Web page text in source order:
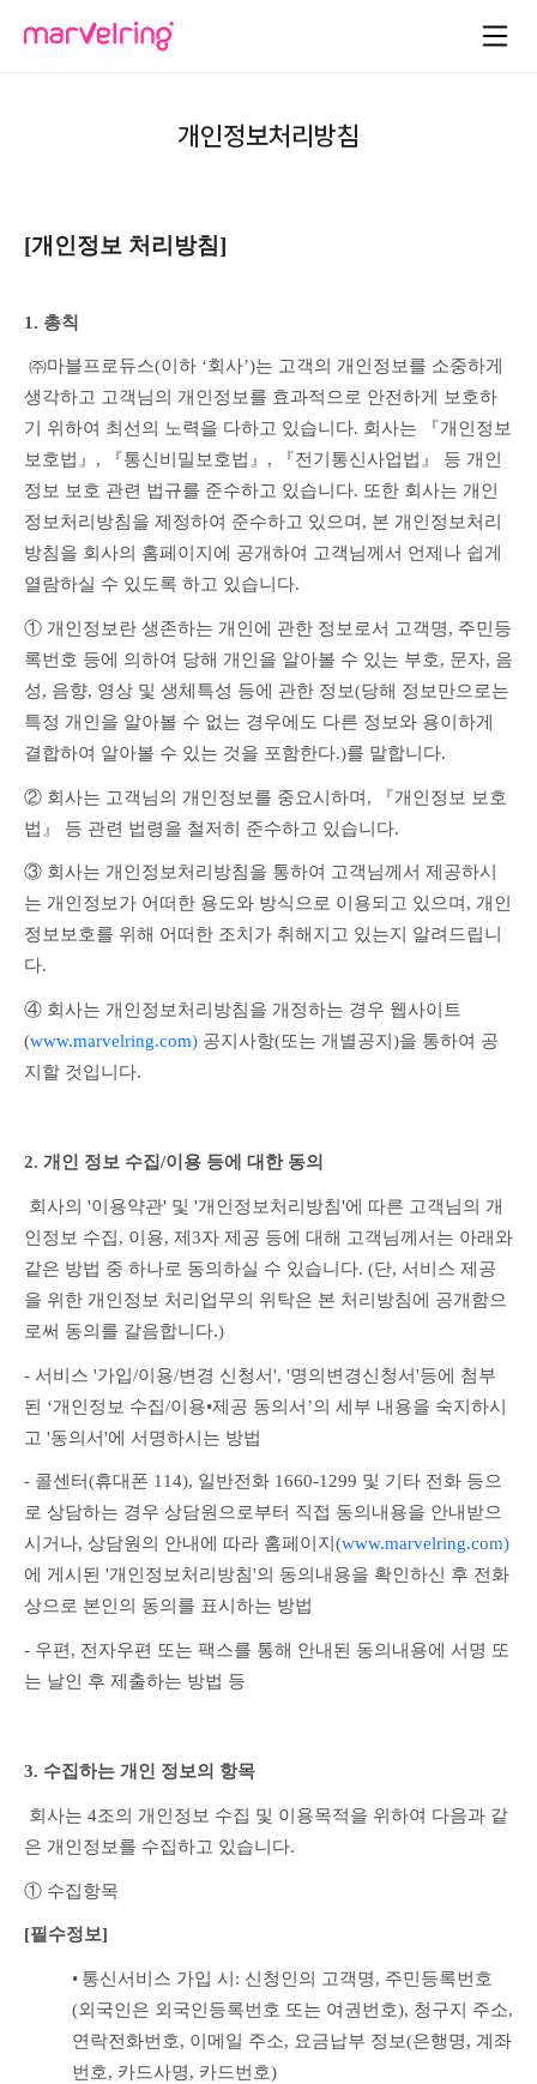
개인정보처리방침
[개인정보 처리방침]
1. 총칙
생각하고 고객님의 개인정보를 효과적으로 안전하게 보호하
기 위하여 최선의 노력을 다하고 있습니다. 회사는 『개인정보
보호법』, 『통신비밀보호법』, 『전기통신사업법』 등 개인
정보 보호 관련 법규를 준수하고 있습니다. 또한 회사는 개인
정보처리방침을 제정하여 준수하고 있으며, 본 개인정보처리
방침을 회사의 홈페이지에 공개하여 고객님께서 언제나 쉽게
열람하실 수 있도록 하고 있습니다.
① 개인정보란 생존하는 개인에 관한 정보로서 고객명, 주민등
록번호 등에 의하여 당해 개인을 알아볼 수 있는 부호, 문자, 음
성, 음향, 영상 및 생체특성 등에 관한 정보(당해 정보만으로는
특정 개인을 알아볼 수 없는 경우에도 다른 정보와 용이하게
결합하여 알아볼 수 있는 것을 포함한다.)를 말합니다.
② 회사는 고객님의 개인정보를 중요시하며, 『개인정보 보호
법』 등 관련 법령을 철저히 준수하고 있습니다.
③ 회사는 개인정보처리방침을 통하여 고객님께서 제공하시
는 개인정보가 어떠한 용도와 방식으로 이용되고 있으며, 개인
정보보호를 위해 어떠한 조치가 취해지고 있는지 알려드립니
다.
④ 회사는 개인정보처리방침을 개정하는 경우 웹사이트
(www.marvelring.com) 공지사항(또는 개별공지)을 통하여 공
지할 것입니다.
2. 개인 정보 수집/이용 등에 대한 동의
인정보 수집, 이용, 제3자 제공 등에 대해 고객님께서는 아래와
같은 방법 중 하나로 동의하실 수 있습니다. (단, 서비스 제공
을 위한 개인정보 처리업무의 위탁은 본 처리방침에 공개함으
로써 동의를 갈음합니다.)
- 서비스 '가입/이용/변경 신청서', '명의변경신청서'등에 첨부
된 ‘개인정보 수집/이용•제공 동의서’의 세부 내용을 숙지하시
고 '동의서'에 서명하시는 방법
- 콜센터(휴대폰 114), 일반전화 1660-1299 및 기타 전화 등으
로 상담하는 경우 상담원으로부터 직접 동의내용을 안내받으
시거나, 상담원의 안내에 따라 홈페이지(www.marvelring.com)
에 게시된 '개인정보처리방침'의 동의내용을 확인하신 후 전화
상으로 본인의 동의를 표시하는 방법
- 우편, 전자우편 또는 팩스를 통해 안내된 동의내용에 서명 또
는 날인 후 제출하는 방법 등
3. 수집하는 개인 정보의 항목
은 개인정보를 수집하고 있습니다.
① 수집항목
[필수정보]
• 통신서비스 가입 시: 신청인의 고객명, 주민등록번호
(외국인은 외국인등록번호 또는 여권번호), 청구지 주소,
연락전화번호, 이메일 주소, 요금납부 정보(은행명, 계좌
번호, 카드사명, 카드번호)